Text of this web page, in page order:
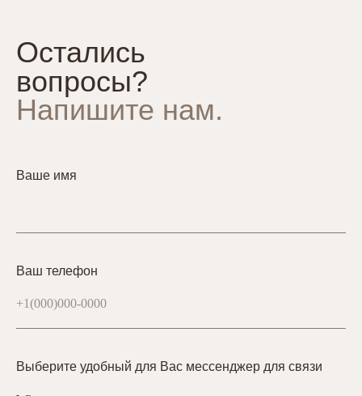
Остались
вопросы?
Напишите нам.
Ваше имя
Ваш телефон
Выберите удобный для Вас мессенджер для связи